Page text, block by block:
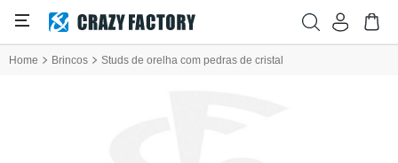
Home Brincos Studs de orelha com pedras de cristal